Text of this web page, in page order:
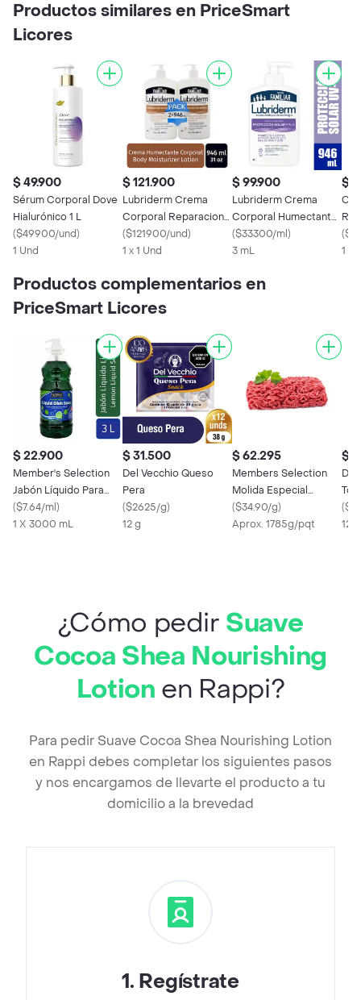
Productos similares en PriceSmart
Licores
$ 49.900
Sérum Corporal Dove
Hialurónico 1 L
($49900/und)
1 Und
$ 121.900
Lubriderm Crema
Corporal Reparacion
Intensiva
($121900/und)
1 x 1 Und
$ 99.900
Lubriderm Crema
Corporal Humectante
Con Filtro Solar Fps 15
($33300/ml)
3 mL
$
De
(
1 X
Productos complementarios en
PriceSmart Licores
$ 22.900
Member's Selection
Jabón Líquido Para
Platos Aroma a Limón
($7.64/ml)
1 X 3000 mL
$ 31.500
Del Vecchio Queso
Pera
($2625/g)
12 g
$ 62.295
Members Selection
Molida Especial
Fresca
($34.90/g)
Aprox. 1785g/pqt
$
(
12
¿Cómo pedir Suave
Cocoa Shea Nourishing
Lotion en Rappi?
Para pedir Suave Cocoa Shea Nourishing Lotion
en Rappi debes completar los siguientes pasos
y nos encargamos de llevarte el producto a tu
domicilio a la brevedad
1. Regístrate